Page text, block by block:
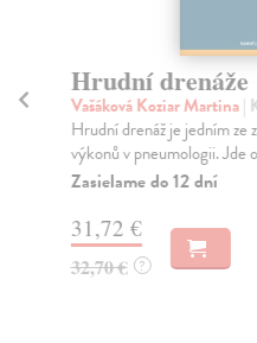
Hrudní drenáže
Vašáková Koziar Martina|
Hrudní drenáž je jedním ze
výkonů v pneumologii. Jde
Zasielame do 12 dní
31,72 €
32,70 € ?